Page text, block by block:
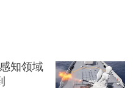
知领域